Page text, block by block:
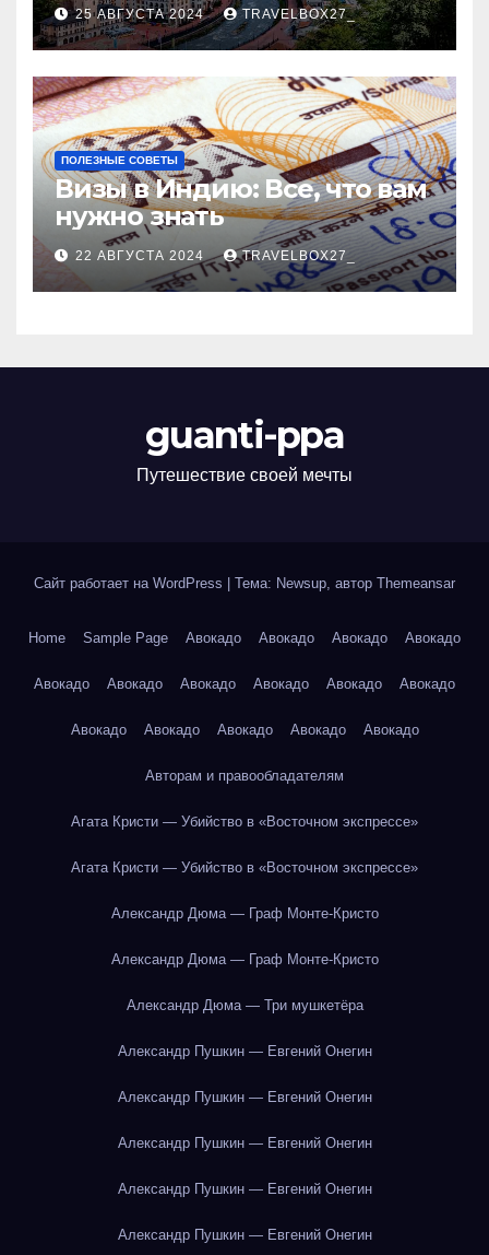
25 АВГУСТА 2024 TRAVELBOX27_
ПОЛЕЗНЫЕ СОВЕТЫ
Визы в Индию: Все, что вам
нужно знать
22 АВГУСТА 2024 TRAVELBOX27_
guanti-ppa
Путешествие своей мечты
Сайт работает на WordPress Тема: Newsup, автор Themeansar
Home Sample Page Авокадо Авокадо Авокадо Авокадо
Авокадо Авокадо Авокадо Авокадо Авокадо Авокадо
Авокадо Авокадо Авокадо Авокадо Авокадо
Авторам и правообладателям
Агата Кристи — Убийство в «Восточном экспрессе»
Агата Кристи — Убийство в «Восточном экспрессе»
Александр Дюма — Граф Монте-Кристо
Александр Дюма — Граф Монте-Кристо
Александр Дюма — Три мушкетёра
Александр Пушкин — Евгений Онегин
Александр Пушкин — Евгений Онегин
Александр Пушкин — Евгений Онегин
Александр Пушкин — Евгений Онегин
Александр Пушкин — Евгений Онегин